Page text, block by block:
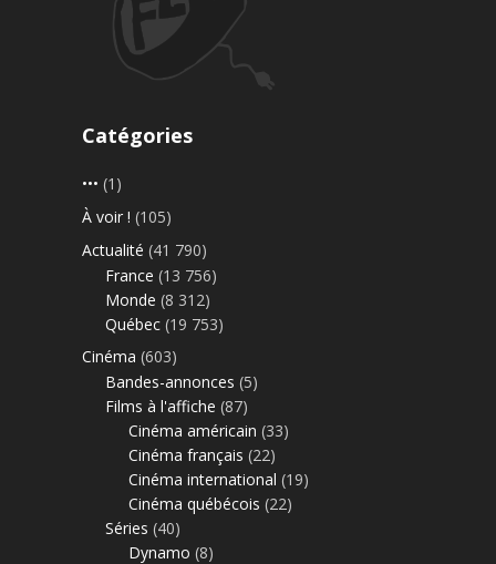
Catégories
••• (1)
À voir ! (105)
Actualité (41 790)
France (13 756)
Monde (8 312)
Québec (19 753)
Cinéma (603)
Bandes-annonces (5)
Films à l'affiche (87)
Cinéma américain (33)
Cinéma français (22)
Cinéma international (19)
Cinéma québécois (22)
Séries (40)
Dynamo (8)